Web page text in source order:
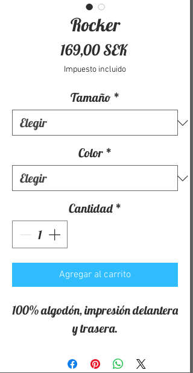
Rocker
169,00 SEKPrecio
Impuesto incluido
Tamaño *
Color *
Cantidad *
Agregar al carrito
100% algodón, impresión delantera
y trasera.